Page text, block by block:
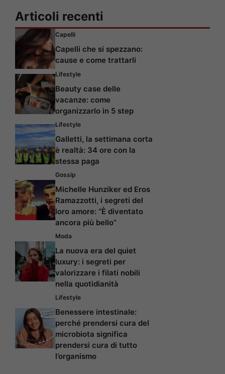
Articoli recenti
Capelli
Capelli che si spezzano:
cause e come trattarli
Lifestyle
Beauty case delle
vacanze: come
organizzarlo in 5 step
Lifestyle
Galletti, la settimana corta
è realtà: 34 ore con la
stessa paga
Gossip
Michelle Hunziker ed Eros
Ramazzotti, i segreti del
loro amore: “È diventato
ancora più bello”
Moda
La nuova era del quiet
luxury: i segreti per
valorizzare i filati nobili
nella quotidianità
Lifestyle
Benessere intestinale:
perché prendersi cura del
microbiota significa
prendersi cura di tutto
l’organismo